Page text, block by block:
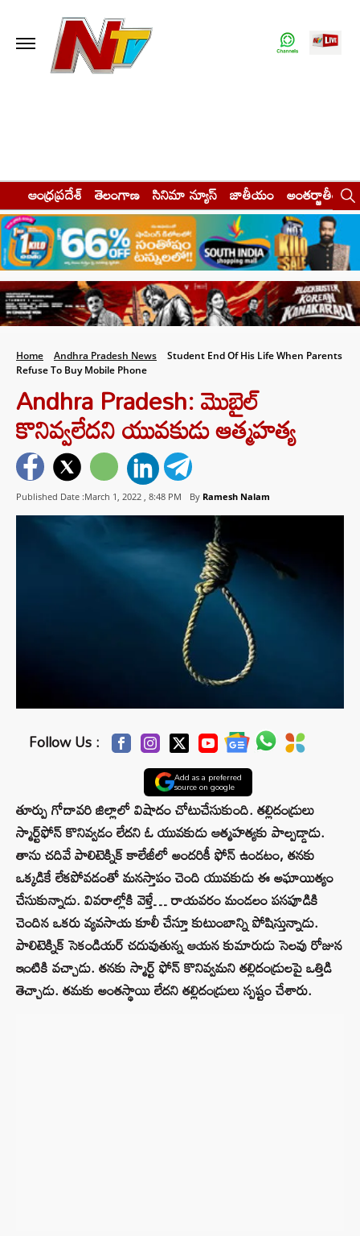
ఆంధ్రప్రదేశ్ తెలంగాణ సినిమా న్యూస్ జాతీయం అంతర్జాతీయం
Home Andhra Pradesh News
Student End Of His Life When Parents
Refuse To Buy Mobile Phone
Andhra Pradesh: మొబైల్
కొనివ్వలేదని యువకుడు ఆత్మహత్య
Published Date :March 1, 2022 , 8:48 PM By Ramesh Nalam
Follow Us :
Add as a preferred
source on google
తూర్పు గోదావరి జిల్లాలో విషాదం చోటుచేసుకుంది. తల్లిదండ్రులు
స్మార్ట్‌ఫోన్‌ కొనివ్వడం లేదని ఓ యువకుడు ఆత్మహత్యకు పాల్పడ్డాడు.
తాను చదివే పాలిటెక్నిక్ కాలేజీలో అందరికీ ఫోన్‌ ఉండటం, తనకు
ఒక్కడికే లేకపోవడంతో మనస్తాపం చెంది యువకుడు ఈ అఘాయిత్యం
చేసుకున్నాడు. వివరాల్లోకి వెళ్తే… రాయవరం మండలం పసపూడికి
చెందిన ఒకరు వ్యవసాయ కూలీ చేస్తూ కుటుంబాన్ని పోషిస్తున్నాడు.
పాలిటెక్నిక్ సెకండియర్ చదువుతున్న ఆయన కుమారుడు సెలవు రోజున
ఇంటికి వచ్చాడు. తనకు స్మార్ట్‌ ఫోన్‌ కొనివ్వమని తల్లిదండ్రులపై ఒత్తిడి
తెచ్చాడు. తమకు అంతస్థాయి లేదని తల్లిదండ్రులు స్పష్టం చేశారు.